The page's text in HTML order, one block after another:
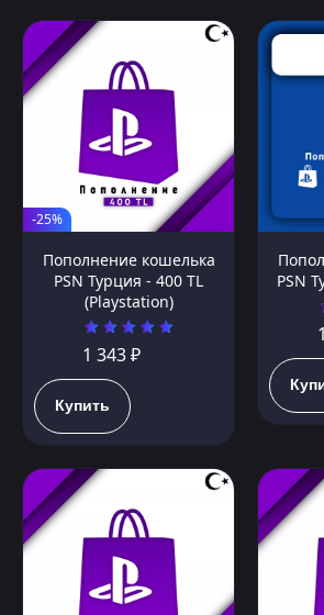
-25%
Пополнение кошелька
PSN Турция - 400 TL
(Playstation)
1 343 ₽
Купить
PSN